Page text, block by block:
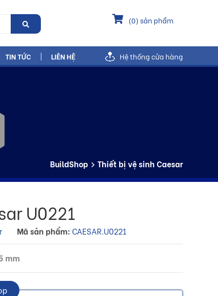
(0) sản phẩm
TIN TỨC LIÊN HỆ Hệ thống cửa hàng
BuildShop Thiết bị vệ sinh Caesar
U0221
Mã sản phẩm: CAESAR.U0221
mm